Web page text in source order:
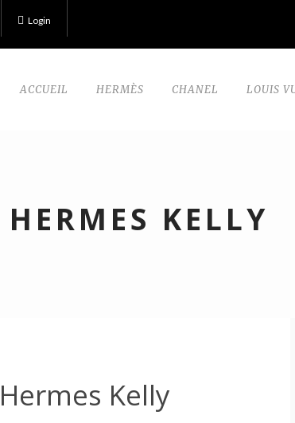
Login
ACCUEIL HERMÈS CHANEL LOUIS
HERMES KELLY
Hermes Kelly